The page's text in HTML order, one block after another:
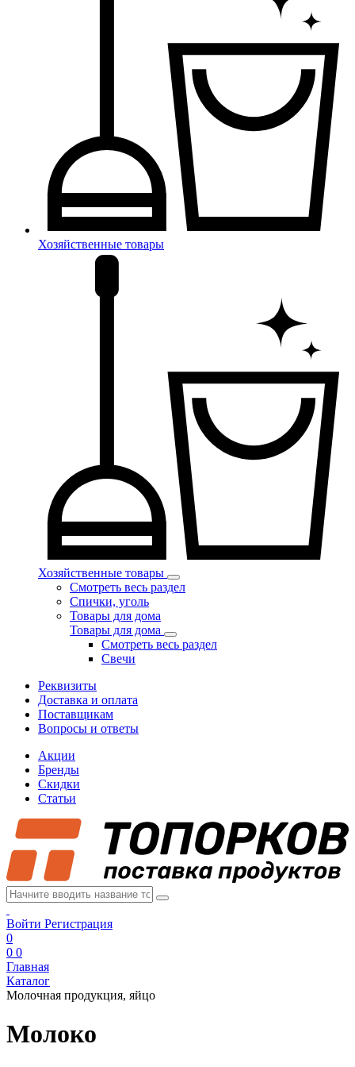
Хозяйственные товары
Хозяйственные товары
Смотреть весь раздел
Спички, уголь
Товары для дома
Товары для дома
Смотреть весь раздел
Свечи
Реквизиты
Доставка и оплата
Поставщикам
Вопросы и ответы
Акции
Бренды
Скидки
Статьи
Войти Регистрация
0
0 0
Главная
Каталог
Молочная продукция, яйцо
Молоко